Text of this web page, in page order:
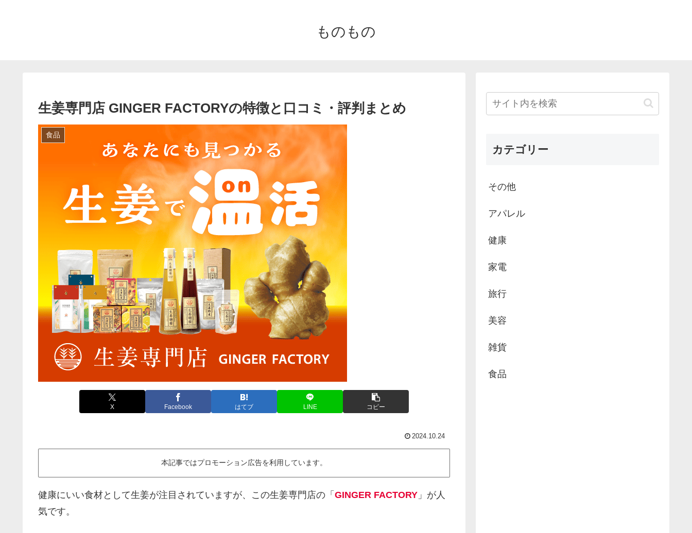
ものもの
生姜専門店 GINGER FACTORYの特徴と口コミ・評判まとめ
食品
X Facebook はてブ LINE コピー
2024.10.24
本記事ではプロモーション広告を利用しています。
健康にいい食材として生姜が注目されていますが、この生姜専門店の「 GINGER FACTORY 」が人
気です。
カテゴリー
その他
アパレル
健康
家電
旅行
美容
雑貨
食品